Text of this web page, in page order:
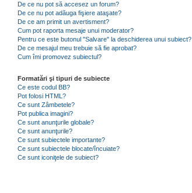
De ce nu pot să accesez un forum?
De ce nu pot adăuga fişiere ataşate?
De ce am primit un avertisment?
Cum pot raporta mesaje unui moderator?
Pentru ce este butonul "Salvare" la deschiderea unui subiect?
De ce mesajul meu trebuie să fie aprobat?
Cum îmi promovez subiectul?
Formatări şi tipuri de subiecte
Ce este codul BB?
Pot folosi HTML?
Ce sunt Zâmbetele?
Pot publica imagini?
Ce sunt anunţurile globale?
Ce sunt anunţurile?
Ce sunt subiectele importante?
Ce sunt subiectele blocate/încuiate?
Ce sunt iconiţele de subiect?